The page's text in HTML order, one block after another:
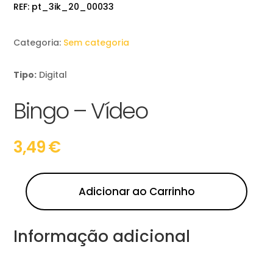
REF: pt_3ik_20_00033
Categoria: Sem categoria
Tipo: Digital
Bingo – Vídeo
3,49€
Adicionar ao Carrinho
Informação adicional